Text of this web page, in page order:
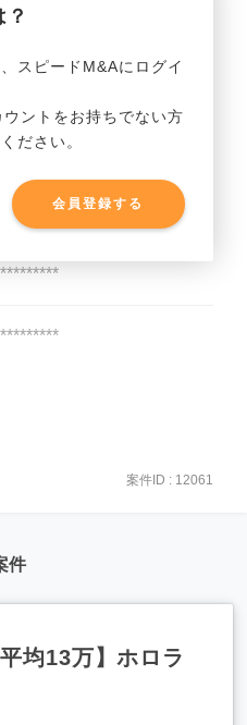
スピードM&Aにログイ
ントをお持ちでない方
ださい。
会員登録する
案件ID : 12061
件
均13万】ホロラ